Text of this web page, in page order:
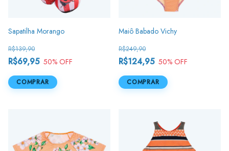
Sapatilha Morango
R$69,95
R$139,90
50% OFF
COMPRAR
Maiô Babado Vichy
R$124,95
R$249,90
50% OFF
COMPRAR